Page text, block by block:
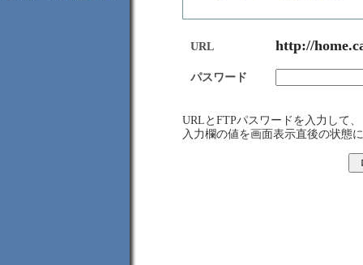
URL http://
パスワード
URLとFTPパスワードを入力して
入力欄の値を画面表示直後の状態